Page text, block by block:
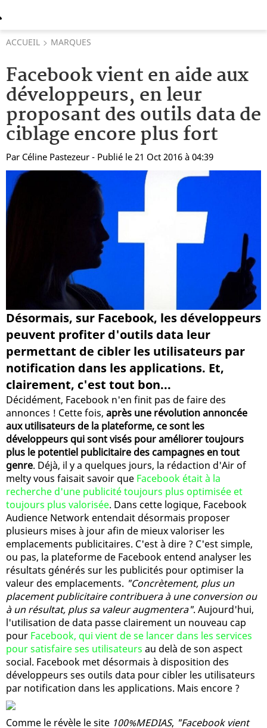
ACCUEIL MARQUES
Facebook vient en aide aux
développeurs, en leur
proposant des outils data de
ciblage encore plus fort
Par Céline Pastezeur - Publié le 21 Oct 2016 à 04:39
Désormais, sur Facebook, les développeurs
peuvent profiter d'outils data leur
permettant de cibler les utilisateurs par
notification dans les applications. Et,
clairement, c'est tout bon...
Décidément, Facebook n'en finit pas de faire des
annonces ! Cette fois, après une révolution annoncée
aux utilisateurs de la plateforme, ce sont les
développeurs qui sont visés pour améliorer toujours
plus le potentiel publicitaire des campagnes en tout
genre. Déjà, il y a quelques jours, la rédaction d'Air of
melty vous faisait savoir que Facebook était à la
recherche d'une publicité toujours plus optimisée et
toujours plus valorisée. Dans cette logique, Facebook
Audience Network entendait désormais proposer
plusieurs mises à jour afin de mieux valoriser les
emplacements publicitaires. C'est à dire ? C'est simple,
ou pas, la plateforme de Facebook entend analyser les
résultats générés sur les publicités pour optimiser la
valeur des emplacements. "Concrètement, plus un
placement publicitaire contribuera à une conversion ou
à un résultat, plus sa valeur augmentera". Aujourd'hui,
l'utilisation de data passe clairement un nouveau cap
pour Facebook, qui vient de se lancer dans les services
pour satisfaire ses utilisateurs au delà de son aspect
social. Facebook met désormais à disposition des
développeurs ses outils data pour cibler les utilisateurs
par notification dans les applications. Mais encore ?
Comme le révèle le site 100%MEDIAS, "Facebook vient